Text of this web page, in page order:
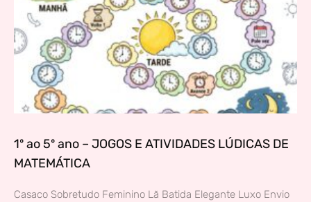
1º ao 5º ano – JOGOS E ATIVIDADES LÚDICAS DE
MATEMÁTICA
Casaco Sobretudo Feminino Lã Batida Elegante Luxo Envio